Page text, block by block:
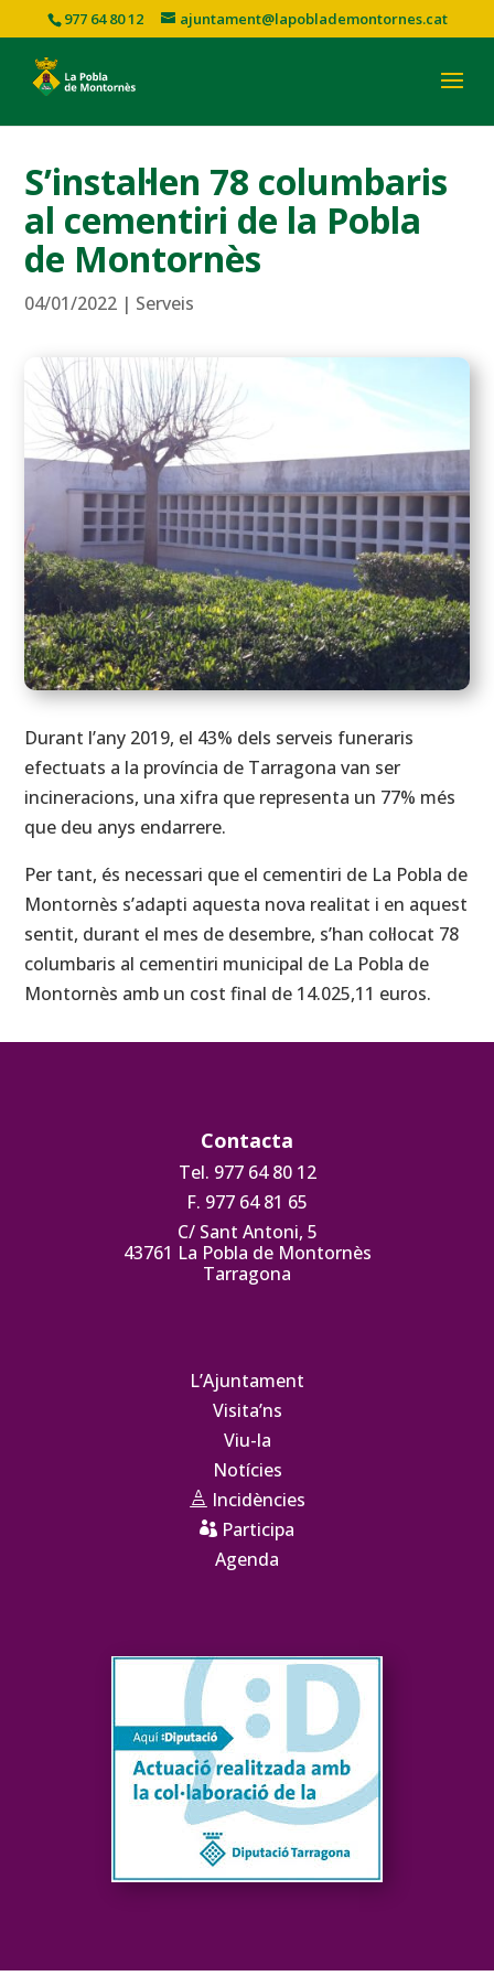
977 64 80 12 ajuntament@lapoblademontornes.cat
S’instal·len 78 columbaris
al cementiri de la Pobla
de Montornès
04/01/2022 | Serveis
Durant l’any 2019, el 43% dels serveis funeraris
efectuats a la província de Tarragona van ser
incineracions, una xifra que representa un 77% més
que deu anys endarrere.
Per tant, és necessari que el cementiri de La Pobla de
Montornès s’adapti aquesta nova realitat i en aquest
sentit, durant el mes de desembre, s’han col·locat 78
columbaris al cementiri municipal de La Pobla de
Montornès amb un cost final de 14.025,11 euros.
Contacta
Tel. 977 64 80 12
F. 977 64 81 65
C/ Sant Antoni, 5
43761 La Pobla de Montornès
Tarragona
L’Ajuntament
Visita’ns
Viu-la
Notícies
Incidències
 Participa
Agenda